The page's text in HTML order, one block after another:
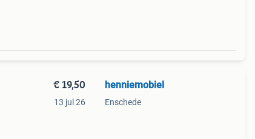
€ 19,50
13 jul 26
henniemobiel
Enschede